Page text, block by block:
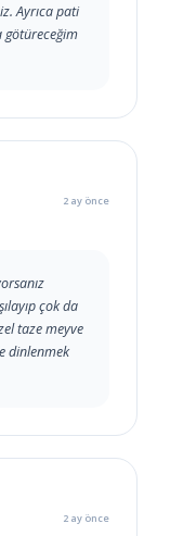
Ayrıca pati
götüreceğim
2 ay önce
çok da
taze meyve
dinlenmek
2 ay önce